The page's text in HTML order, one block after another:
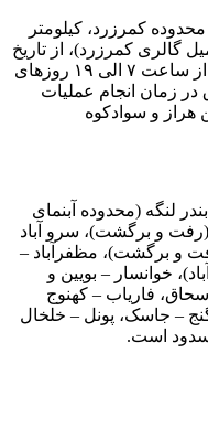
کمرزرد، کیلومتر
گالری کمرزرد)، از تاریخ
۳۰ آذرماه ۱۴۰۴ لغایت ۲ دی ماه ۱۴۰۴ از ساعت ۷ الی ۱۹ روزهای
زمان انجام عملیات
هراز و سوادکوه
لنگه (محدوده آبنمای
(رفت و برگشت)، سرو آباد
و برگشت)، مظفرآباد –
خوانسار – بویین و
فاریاب – کهنوج
– جاسک، پونل – خلخال
است.